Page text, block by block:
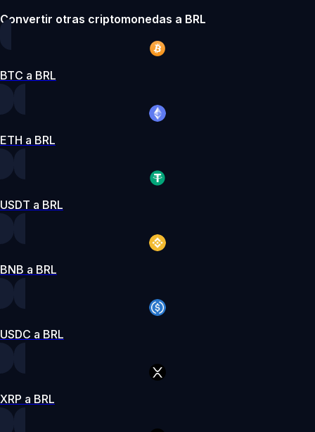
Convertir otras criptomonedas a BRL
BTC a BRL
ETH a BRL
USDT a BRL
BNB a BRL
USDC a BRL
XRP a BRL